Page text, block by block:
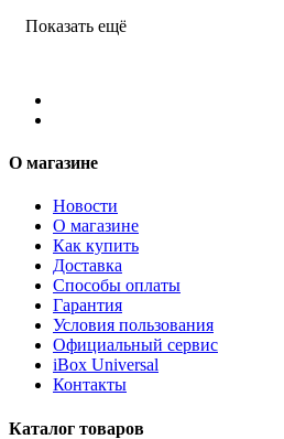
Показать ещё
О магазине
Новости
О магазине
Как купить
Доставка
Способы оплаты
Гарантия
Условия пользования
Официальный сервис
iBox Universal
Контакты
Каталог товаров